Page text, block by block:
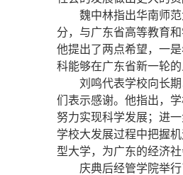
魏中林指出华南师范
分，与广东省高等教育
他提出了两点希望，一
科能够在广东省新一轮
刘鸣代表学校向长期
们表示感谢。他指出，
努力实现科学发展；进
学校大发展过程中把握
型大学，为广东的经济
庆典后经管学院举行